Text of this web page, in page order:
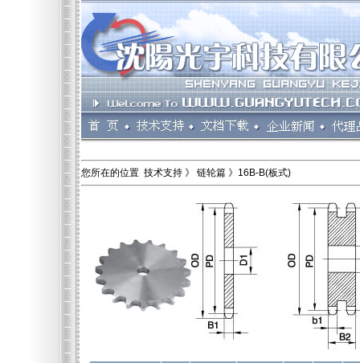
您所在的位置 技术支持 》 链轮篇 》16B-B(板式)